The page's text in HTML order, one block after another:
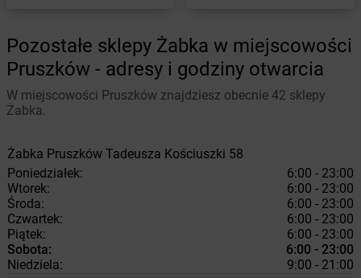
Pozostałe sklepy Żabka w miejscowości
Pruszków - adresy i godziny otwarcia
W miejscowości Pruszków znajdziesz obecnie 42 sklepy
Żabka.
Żabka Pruszków Tadeusza Kościuszki 58
Poniedziałek:
6:00 - 23:00
Wtorek:
6:00 - 23:00
Środa:
6:00 - 23:00
Czwartek:
6:00 - 23:00
Piątek:
6:00 - 23:00
Sobota:
6:00 - 23:00
Niedziela:
9:00 - 21:00